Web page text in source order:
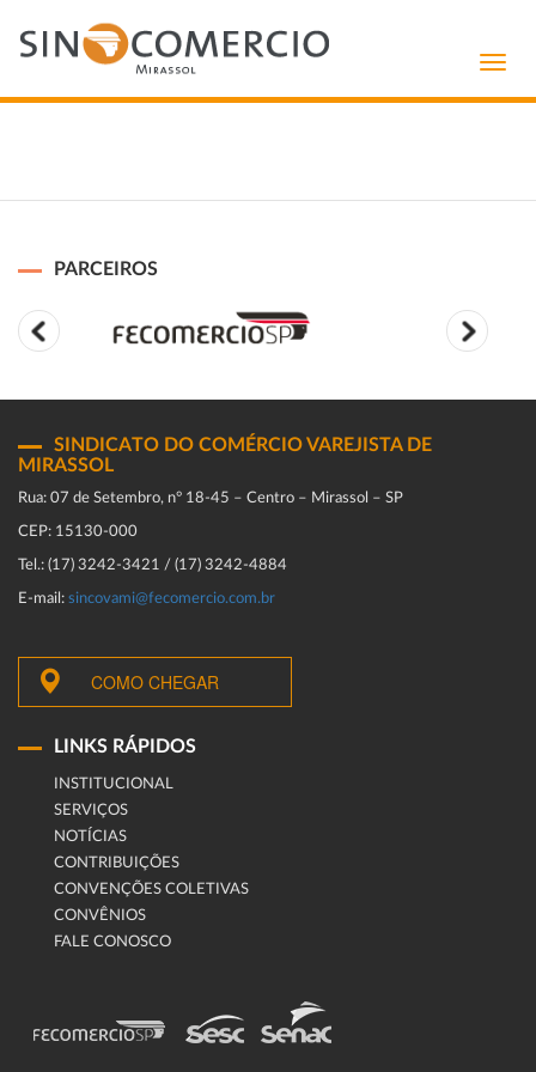
PARCEIROS
SINDICATO DO COMÉRCIO VAREJISTA DE
MIRASSOL
Rua: 07 de Setembro, n° 18-45 – Centro – Mirassol – SP
CEP: 15130-000
Tel.: (17) 3242-3421 / (17) 3242-4884
E-mail: sincovami@fecomercio.com.br
COMO CHEGAR
LINKS RÁPIDOS
INSTITUCIONAL
SERVIÇOS
NOTÍCIAS
CONTRIBUIÇÕES
CONVENÇÕES COLETIVAS
CONVÊNIOS
FALE CONOSCO